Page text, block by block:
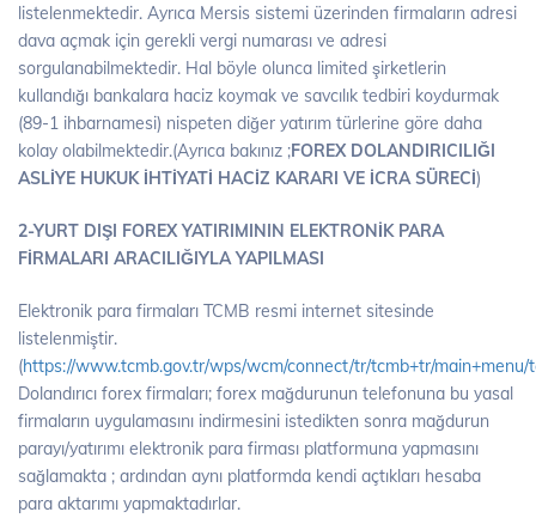
listelenmektedir. Ayrıca Mersis sistemi üzerinden firmaların adresi
dava açmak için gerekli vergi numarası ve adresi
sorgulanabilmektedir. Hal böyle olunca limited şirketlerin
kullandığı bankalara haciz koymak ve savcılık tedbiri koydurmak
(89-1 ihbarnamesi) nispeten diğer yatırım türlerine göre daha
kolay olabilmektedir.(Ayrıca bakınız ;FOREX DOLANDIRICILIĞI
ASLİYE HUKUK İHTİYATİ HACİZ KARARI VE İCRA SÜRECİ)
2-YURT DIŞI FOREX YATIRIMININ ELEKTRONİK PARA
FİRMALARI ARACILIĞIYLA YAPILMASI
Elektronik para firmaları TCMB resmi internet sitesinde
listelenmiştir.
(https://www.tcmb.gov.tr/wps/wcm/connect/tr/tcmb+tr/
Dolandırıcı forex firmaları; forex mağdurunun telefonuna bu yasal
firmaların uygulamasını indirmesini istedikten sonra mağdurun
parayı/yatırımı elektronik para firması platformuna yapmasını
sağlamakta ; ardından aynı platformda kendi açtıkları hesaba
para aktarımı yapmaktadırlar.